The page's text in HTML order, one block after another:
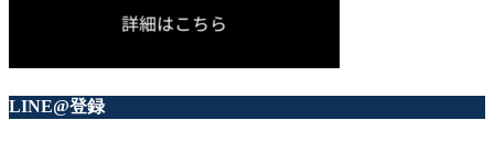
LINE@登録